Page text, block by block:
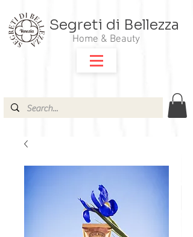
Segreti di Bellezza
Home & Beauty